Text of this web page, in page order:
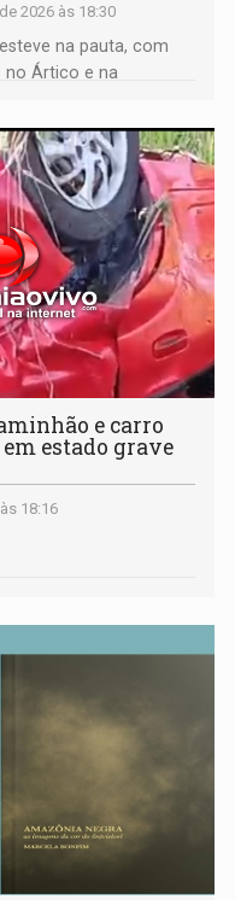
2026 às 18:30
na pauta, com
no Ártico e na
e carro
estado grave
18:16